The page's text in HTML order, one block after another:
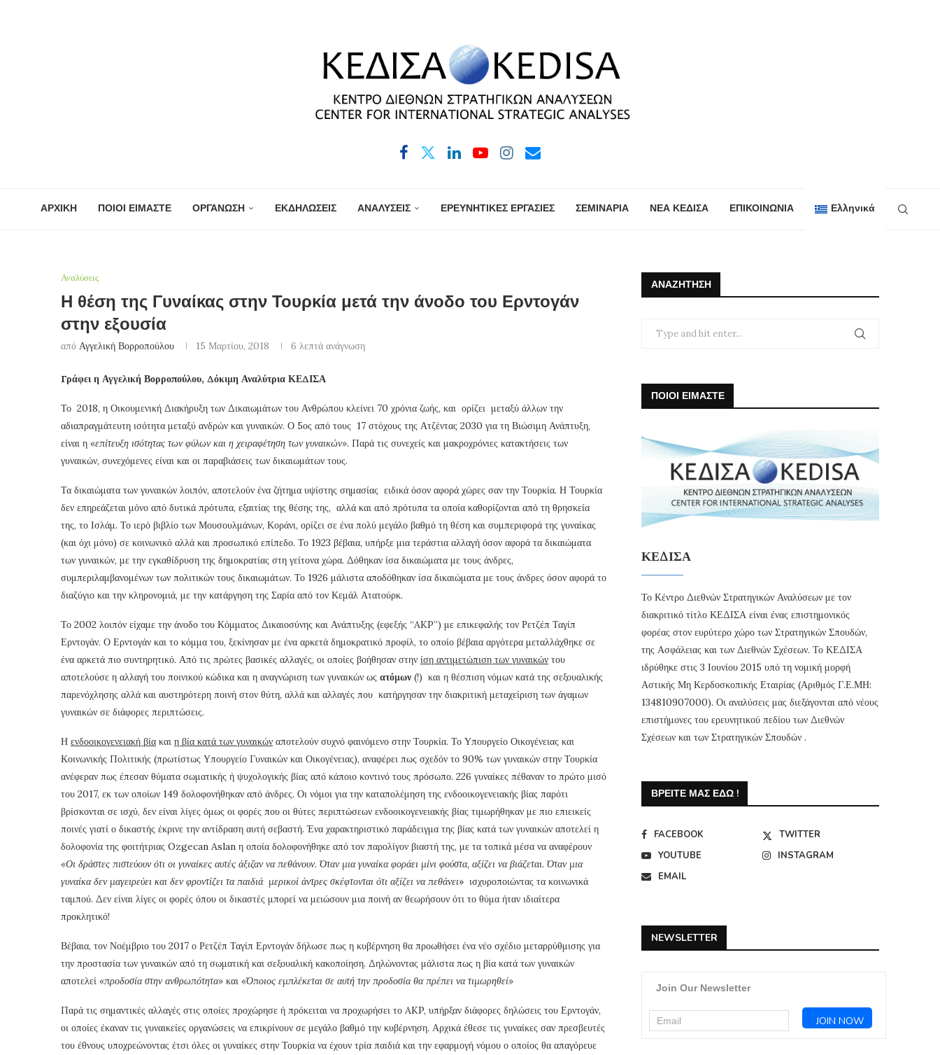
ΑΡΧΙΚΗ ΠΟΙΟΙ ΕΙΜΑΣΤΕ ΟΡΓΑΝΩΣΗ ΕΚΔΗΛΩΣΕΙΣ ΑΝΑΛΥΣΕΙΣ ΕΡΕΥΝΗΤΙΚΕΣ ΕΡΓΑΣΙΕΣ ΣΕΜΙΝΑΡΙΑ ΝΕΑ ΚΕΔΙΣΑ ΕΠΙΚΟΙΝΩΝΙΑ Ελληνικά
Αναλύσεις
Η θέση της Γυναίκας στην Τουρκία μετά την άνοδο του Ερντογάν
στην εξουσία
από Αγγελική Βορροπούλου 15 Μαρτίου, 2018 6 λεπτά ανάγνωση
Γράφει η Αγγελική Βορροπούλου, Δόκιμη Αναλύτρια ΚΕΔΙΣΑ
Το 2018, η Οικουμενική Διακήρυξη των Δικαιωμάτων του Ανθρώπου κλείνει 70 χρόνια ζωής, και ορίζει μεταξύ άλλων την
αδιαπραγμάτευτη ισότητα μεταξύ ανδρών και γυναικών. Ο 5ος από τους 17 στόχους της Ατζέντας 2030 για τη Βιώσιμη Ανάπτυξη,
είναι η «επίτευξη ισότητας των φύλων και η χειραφέτηση των γυναικών». Παρά τις συνεχείς και μακροχρόνιες κατακτήσεις των
γυναικών, συνεχόμενες είναι και οι παραβιάσεις των δικαιωμάτων τους.
Τα δικαιώματα των γυναικών λοιπόν, αποτελούν ένα ζήτημα υψίστης σημασίας ειδικά όσον αφορά χώρες σαν την Τουρκία. Η Τουρκία
δεν επηρεάζεται μόνο από δυτικά πρότυπα, εξαιτίας της θέσης της, αλλά και από πρότυπα τα οποία καθορίζονται από τη θρησκεία
της, το Ισλάμ. Το ιερό βιβλίο των Μουσουλμάνων, Κοράνι, ορίζει σε ένα πολύ μεγάλο βαθμό τη θέση και συμπεριφορά της γυναίκας
(και όχι μόνο) σε κοινωνικό αλλά και προσωπικό επίπεδο. Το 1923 βέβαια, υπήρξε μια τεράστια αλλαγή όσον αφορά τα δικαιώματα
των γυναικών, με την εγκαθίδρυση της δημοκρατίας στη γείτονα χώρα. Δόθηκαν ίσα δικαιώματα με τους άνδρες,
συμπεριλαμβανομένων των πολιτικών τους δικαιωμάτων. Το 1926 μάλιστα αποδόθηκαν ίσα δικαιώματα με τους άνδρες όσον αφορά το
διαζύγιο και την κληρονομιά, με την κατάργηση της Σαρία από τον Κεμάλ Ατατούρκ.
Το 2002 λοιπόν είχαμε την άνοδο του Κόμματος Δικαιοσύνης και Ανάπτυξης (εφεξής “AKP”) με επικεφαλής τον Ρετζέπ Ταγίπ
Ερντογάν. Ο Ερντογάν και το κόμμα του, ξεκίνησαν με ένα αρκετά δημοκρατικό προφίλ, το οποίο βέβαια αργότερα μεταλλάχθηκε σε
ένα αρκετά πιο συντηρητικό. Από τις πρώτες βασικές αλλαγές, οι οποίες βοήθησαν στην ίση αντιμετώπιση των γυναικών του
αποτελούσε η αλλαγή του ποινικού κώδικα και η αναγνώριση των γυναικών ως ατόμων (!) και η θέσπιση νόμων κατά της σεξουαλικής
παρενόχλησης αλλά και αυστηρότερη ποινή στον θύτη, αλλά και αλλαγές που κατήργησαν την διακριτική μεταχείριση των άγαμων
γυναικών σε διάφορες περιπτώσεις.
Η ενδοοικογενειακή βία και η βία κατά των γυναικών αποτελούν συχνό φαινόμενο στην Τουρκία. Το Υπουργείο Οικογένειας και
Κοινωνικής Πολιτικής (πρωτίστως Υπουργείο Γυναικών και Οικογένειας), αναφέρει πως σχεδόν το 90% των γυναικών στην Τουρκία
ανέφεραν πως έπεσαν θύματα σωματικής ή ψυχολογικής βίας από κάποιο κοντινό τους πρόσωπο. 226 γυναίκες πέθαναν το πρώτο μισό
του 2017, εκ των οποίων 149 δολοφονήθηκαν από άνδρες. Οι νόμοι για την καταπολέμηση της ενδοοικογενειακής βίας παρότι
βρίσκονται σε ισχύ, δεν είναι λίγες όμως οι φορές που οι θύτες περιπτώσεων ενδοοικογενειακής βίας τιμωρήθηκαν με πιο επιεικείς
ποινές γιατί ο δικαστής έκρινε την αντίδραση αυτή σεβαστή. Ένα χαρακτηριστικό παράδειγμα της βίας κατά των γυναικών αποτελεί η
δολοφονία της φοιτήτριας Ozgecan Aslan η οποία δολοφονήθηκε από τον παρολίγον βιαστή της, με τα τοπικά μέσα να αναφέρουν
«Οι δράστες πιστεύουν ότι οι γυναίκες αυτές άξιζαν να πεθάνουν. Όταν μια γυναίκα φοράει μίνι φούστα, αξίζει να βιάζεται. Όταν μια
γυναίκα δεν μαγειρεύει και δεν φροντίζει τα παιδιά μερικοί άντρες σκέφτονται ότι αξίζει να πεθάνει» ισχυροποιώντας τα κοινωνικά
ταμπού. Δεν είναι λίγες οι φορές όπου οι δικαστές μπορεί να μειώσουν μια ποινή αν θεωρήσουν ότι το θύμα ήταν ιδιαίτερα
προκλητικό!
Βέβαια, τον Νοέμβριο του 2017 ο Ρετζέπ Ταγίπ Ερντογάν δήλωσε πως η κυβέρνηση θα προωθήσει ένα νέο σχέδιο μεταρρύθμισης για
την προστασία των γυναικών από τη σωματική και σεξουαλική κακοποίηση. Δηλώνοντας μάλιστα πως η βία κατά των γυναικών
αποτελεί «προδοσία στην ανθρωπότητα» και «Όποιος εμπλέκεται σε αυτή την προδοσία θα πρέπει να τιμωρηθεί»
Παρά τις σημαντικές αλλαγές στις οποίες προχώρησε ή πρόκειται να προχωρήσει το AKP, υπήρξαν διάφορες δηλώσεις του Ερντογάν,
οι οποίες έκαναν τις γυναικείες οργανώσεις να επικρίνουν σε μεγάλο βαθμό την κυβέρνηση. Αρχικά έθεσε τις γυναίκες σαν πρεσβευτές
του έθνους υποχρεώνοντας έτσι όλες οι γυναίκες στην Τουρκία να έχουν τρία παιδιά και την εφαρμογή νόμου ο οποίος θα απαγόρευε
ΑΝΑΖΉΤΗΣΗ
ΠΟΙΟΙ ΕΙΜΑΣΤΕ
ΚΕΔΙΣΑ
Το Κέντρο Διεθνών Στρατηγικών Αναλύσεων με τον
διακριτικό τίτλο ΚΕΔΙΣΑ είναι ένας επιστημονικός
φορέας στον ευρύτερο χώρο των Στρατηγικών Σπουδών,
της Ασφάλειας και των Διεθνών Σχέσεων. Το ΚΕΔΙΣΑ
ιδρύθηκε στις 3 Ιουνίου 2015 υπό τη νομική μορφή
Αστικής Μη Κερδοσκοπικής Εταιρίας (Αριθμός Γ.Ε.ΜΗ:
134810907000). Οι αναλύσεις μας διεξάγονται από νέους
επιστήμονες του ερευνητικού πεδίου των Διεθνών
Σχέσεων και των Στρατηγικών Σπουδών .
ΒΡΕΊΤΕ ΜΑΣ ΕΔΏ !
FACEBOOK
TWITTER
YOUTUBE
INSTAGRAM
EMAIL
NEWSLETTER
Join Our Newsletter